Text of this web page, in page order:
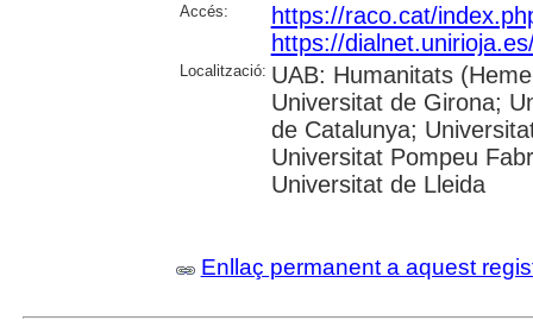
Accés:
https://raco.cat/
https://
Localització: UAB: Humanitats
Universitat de Girona;
de Catalunya;
Universitat Pompeu
Universitat de Lleida
Enllaç permanent a aquest